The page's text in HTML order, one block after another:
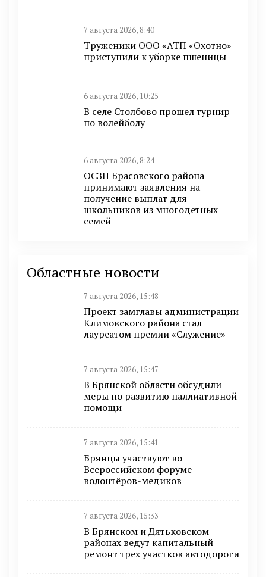
7 августа 2026, 8:40
Труженики ООО «АТП «Охотно»
приступили к уборке пшеницы
6 августа 2026, 10:25
В селе Столбово прошел турнир
по волейболу
6 августа 2026, 8:24
ОСЗН Брасовского района
принимают заявления на
получение выплат для
школьников из многодетных
семей
Областные новости
7 августа 2026, 15:48
Проект замглавы администрации
Климовского района стал
лауреатом премии «Служение»
7 августа 2026, 15:47
В Брянской области обсудили
меры по развитию паллиативной
помощи
7 августа 2026, 15:41
Брянцы участвуют во
Всероссийском форуме
волонтёров-медиков
7 августа 2026, 15:33
В Брянском и Дятьковском
районах ведут капитальный
ремонт трех участков автодороги